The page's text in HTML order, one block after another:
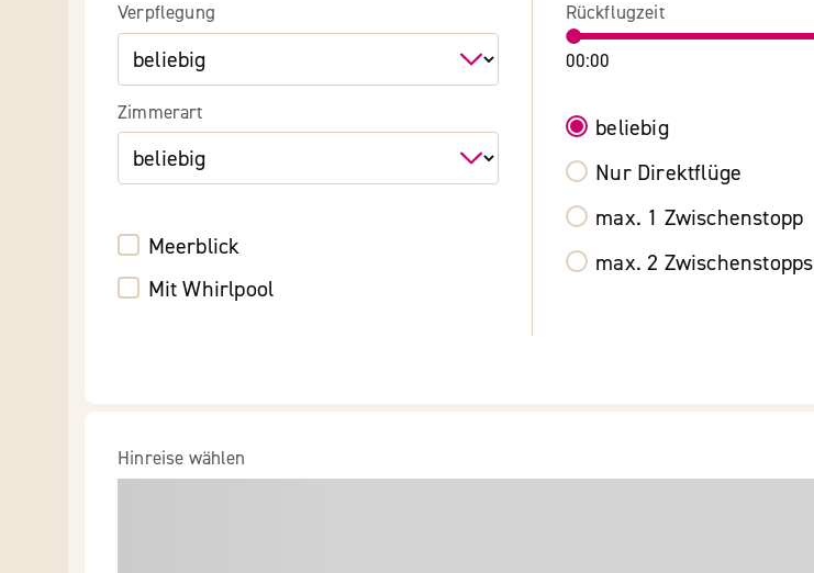
Verpflegung
Zimmerart
Meerblick
Mit Whirlpool
Rückflugzeit
00:00
beliebig
Nur Direktflüge
max. 1 Zwischenstopp
max. 2 Zwischenstopps
Hinreise wählen